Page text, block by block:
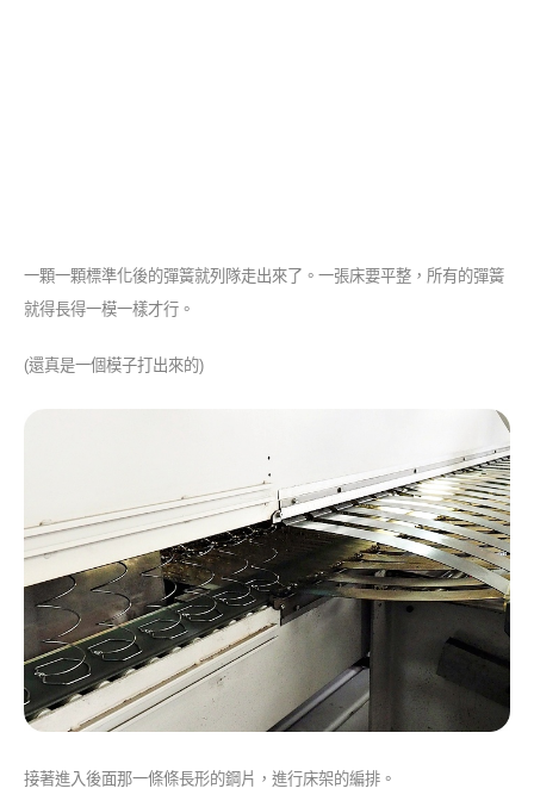
一顆一顆標準化後的彈簧就列隊走出來了。一張床要平整，所有的彈簧
就得長得一模一樣才行。
(還真是一個模子打出來的)
接著進入後面那一條條長形的鋼片，進行床架的編排。